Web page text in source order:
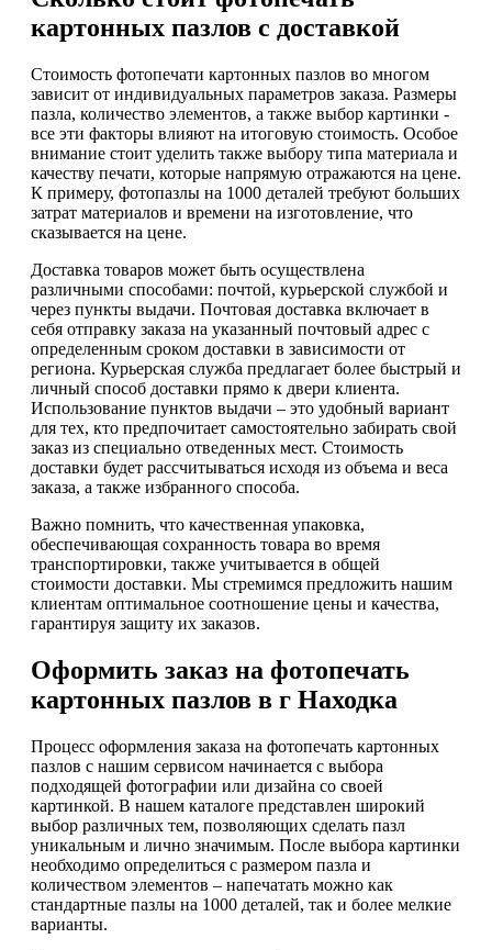
картонных пазлов с доставкой
Стоимость фотопечати картонных пазлов во многом
зависит от индивидуальных параметров заказа. Размеры
пазла, количество элементов, а также выбор картинки -
все эти факторы влияют на итоговую стоимость. Особое
внимание стоит уделить также выбору типа материала и
качеству печати, которые напрямую отражаются на цене.
К примеру, фотопазлы на 1000 деталей требуют больших
затрат материалов и времени на изготовление, что
сказывается на цене.
Доставка товаров может быть осуществлена
различными способами: почтой, курьерской службой и
через пункты выдачи. Почтовая доставка включает в
себя отправку заказа на указанный почтовый адрес с
определенным сроком доставки в зависимости от
региона. Курьерская служба предлагает более быстрый и
личный способ доставки прямо к двери клиента.
Использование пунктов выдачи – это удобный вариант
для тех, кто предпочитает самостоятельно забирать свой
заказ из специально отведенных мест. Стоимость
доставки будет рассчитываться исходя из объема и веса
заказа, а также избранного способа.
Важно помнить, что качественная упаковка,
обеспечивающая сохранность товара во время
транспортировки, также учитывается в общей
стоимости доставки. Мы стремимся предложить нашим
клиентам оптимальное соотношение цены и качества,
гарантируя защиту их заказов.
Оформить заказ на фотопечать
картонных пазлов в г Находка
Процесс оформления заказа на фотопечать картонных
пазлов с нашим сервисом начинается с выбора
подходящей фотографии или дизайна со своей
картинкой. В нашем каталоге представлен широкий
выбор различных тем, позволяющих сделать пазл
уникальным и лично значимым. После выбора картинки
необходимо определиться с размером пазла и
количеством элементов – напечатать можно как
стандартные пазлы на 1000 деталей, так и более мелкие
варианты.